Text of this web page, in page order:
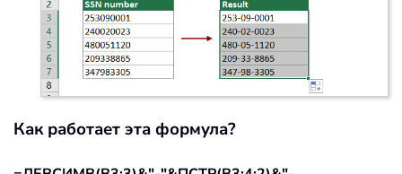
Как работает эта формула?